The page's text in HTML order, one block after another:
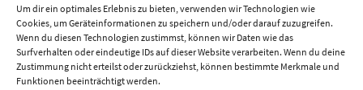
Um dir ein optimales Erlebnis zu bieten, verwenden wir Technologien wie
Cookies, um Geräteinformationen zu speichern und/oder darauf zuzugreifen.
Wenn du diesen Technologien zustimmst, können wir Daten wie das
Surfverhalten oder eindeutige IDs auf dieser Website verarbeiten. Wenn du deine
Zustimmung nicht erteilst oder zurückziehst, können bestimmte Merkmale und
Funktionen beeinträchtigt werden.